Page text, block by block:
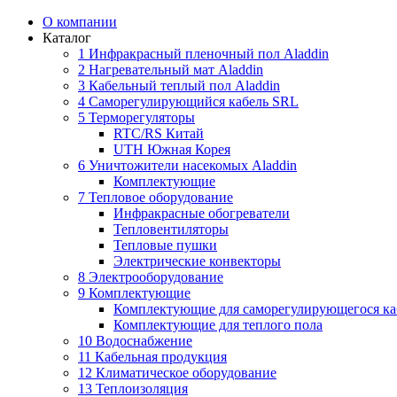
О компании
Каталог
1 Инфракрасный пленочный пол Aladdin
2 Нагревательный мат Aladdin
3 Кабельный теплый пол Aladdin
4 Саморегулирующийся кабель SRL
5 Терморегуляторы
RTC/RS Китай
UTH Южная Корея
6 Уничтожители насекомых Aladdin
Комплектующие
7 Тепловое оборудование
Инфракрасные обогреватели
Тепловентиляторы
Тепловые пушки
Электрические конвекторы
8 Электрооборудование
9 Комплектующие
Комплектующие для саморегулирующегося
Комплектующие для теплого пола
10 Водоснабжение
11 Кабельная продукция
12 Климатическое оборудование
13 Теплоизоляция